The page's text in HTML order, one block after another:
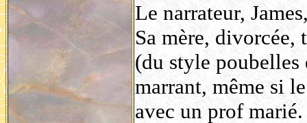
Le narrateur,
Sa mère,
(du style poubelles
marrant, même si
avec un prof marié.